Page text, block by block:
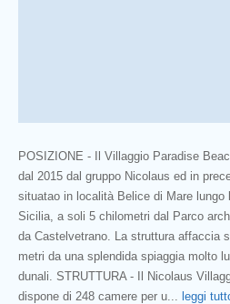
POSIZIONE - Il Villaggio Paradise
dal 2015 dal gruppo Nicolaus ed in
situatao in località Belice di Mare
Sicilia, a soli 5 chilometri dal Parco
da Castelvetrano. La struttura affaccia
metri da una splendida spiaggia molto
dunali. STRUTTURA - Il Nicolaus
dispone di 248 camere per u
leggi